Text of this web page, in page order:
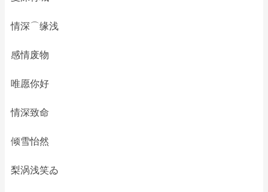
情深⌒缘浅
感情废物
唯愿你好
情深致命
倾雪怡然
梨涡浅笑ゐ